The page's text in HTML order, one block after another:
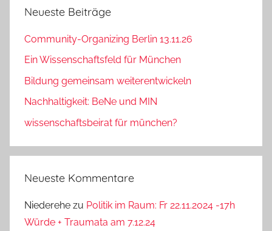
Neueste Beiträge
Community-Organizing Berlin 13.11.26
Ein Wissenschaftsfeld für München
Bildung gemeinsam weiterentwickeln
Nachhaltigkeit: BeNe und MIN
wissenschaftsbeirat für münchen?
Neueste Kommentare
Niederehe zu Politik im Raum: Fr 22.11.2024 -17h
Würde + Traumata am 7.12.24